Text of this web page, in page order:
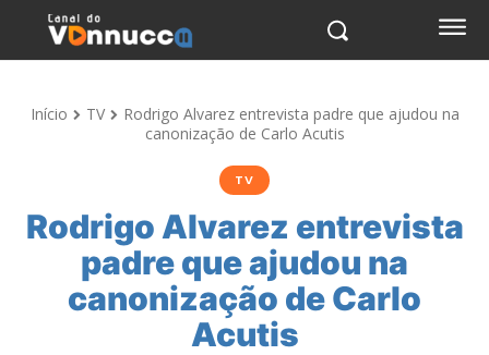
Início TV
Rodrigo Alvarez entrevista padre que ajudou na
canonização de Carlo Acutis
TV
Rodrigo Alvarez entrevista
padre que ajudou na
canonização de Carlo
Acutis